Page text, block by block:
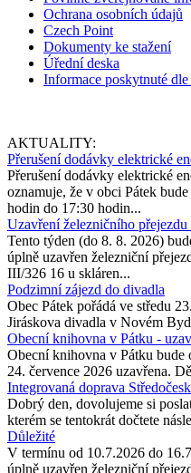
Ochrana osobních údajů
Czech Point
Dokumenty ke stažení
Úřední deska
Informace poskytnuté
AKTUALITY:
Přerušení dodávky elektrické
Přerušení dodávky elektrické
oznamuje, že v obci Pátek
hodin do 17:30 hodin...
Uzavření železničního přejezdu
Tento týden (do 8. 8. 2026)
úplně uzavřen železniční
III/326 16 u skláren...
Podzimní zájezd do divadla
Obec Pátek pořádá ve středu
Jiráskova divadla v Novém
Obecní knihovna v Pátku -
Obecní knihovna v Pátku bude
24. července 2026 uzavřena.
Integrovaná doprava
Dobrý den, dovolujeme si
kterém se tentokrát dočtete
Důležité
V termínu od 10.7.2026 do
úplně uzavřen železniční